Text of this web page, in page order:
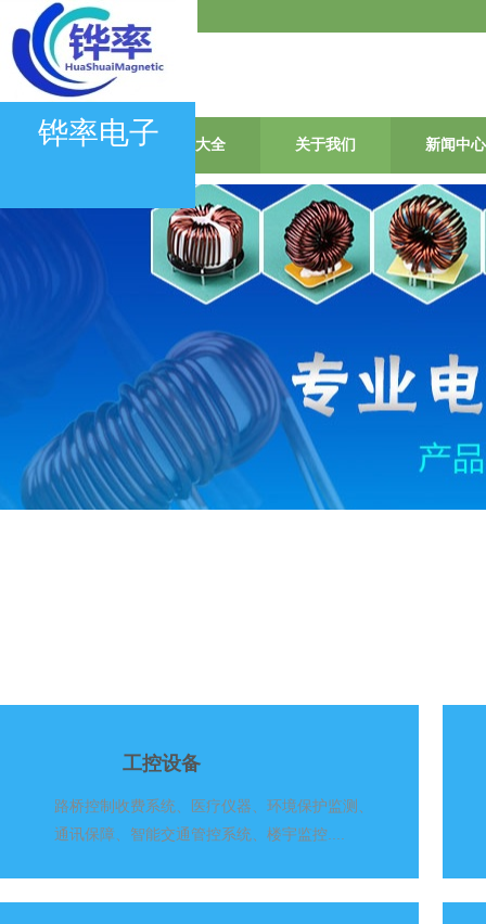
铧率电子
会员登录 | 会员注册
首页 产品大全 关于我们 新闻中心
工控设备
路桥控制收费系统、医疗仪器、环境保护监测、
通讯保障、智能交通管控系统、楼宇监控....